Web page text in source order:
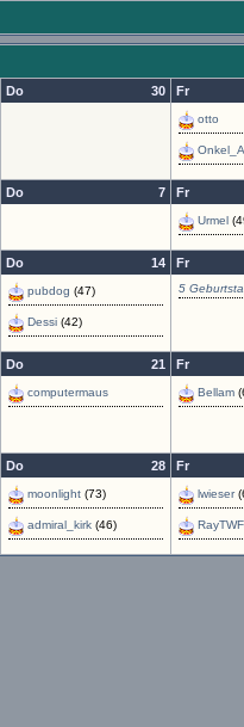
30
Do Fr
otto
7
Do Fr
Urmel
14
Do
pubdog (47)
Dessi (42)
Fr
5
21
Do
computermaus
Fr
Bellam
28
Do
moonlight (73)
admiral_kirk (46)
Fr
lwieser